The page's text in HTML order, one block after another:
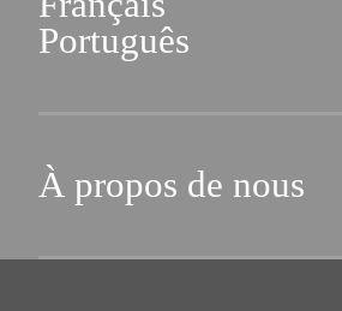
Português
À propos de nous